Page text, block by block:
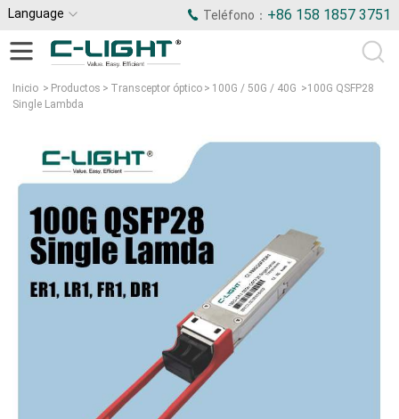
Language Teléfono： +86 158 1857 3751
Inicio > Productos > Transceptor óptico > 100G / 50G / 40G >100G QSFP28
Single Lambda